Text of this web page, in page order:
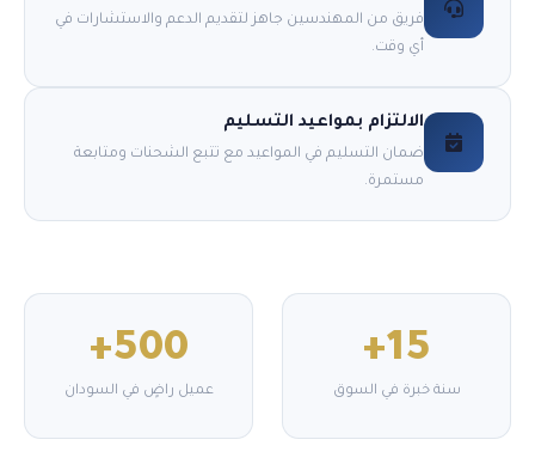
فريق من المهندسين جاهز لتقديم الدعم والاستشارات في
أي وقت.
الالتزام بمواعيد التسليم
ضمان التسليم في المواعيد مع تتبع الشحنات ومتابعة
مستمرة.
15+
سنة خبرة في السوق
500+
عميل راضٍ في السودان